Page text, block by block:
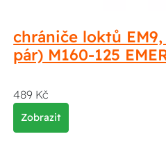
chrániče loktů EM9,
pár) M160-125
489 Kč
Zobrazit